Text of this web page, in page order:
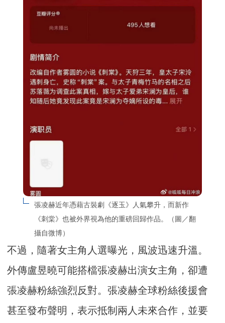
張凌赫近年憑藉古裝劇《逐玉》人氣攀升，而新作
《刺棠》也被外界視為他的重磅回歸作品。（圖／翻
攝自微博）
不過，隨著女主角人選曝光，風波迅速升溫。
外傳盧昱曉可能搭檔張凌赫出演女主角，卻遭
張凌赫粉絲強烈反對。張凌赫全球粉絲後援會
甚至發布聲明，表示抵制兩人未來合作，並要